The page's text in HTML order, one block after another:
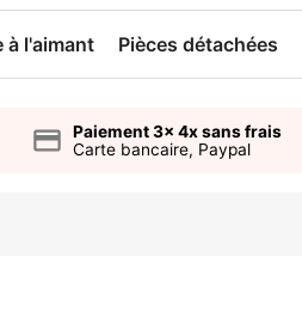
à l'aimant Pièces détachées
credit_card
Paiement 3x 4x sans frais
Carte bancaire, Paypal